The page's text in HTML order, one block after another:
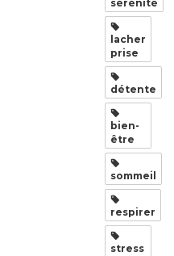
sérénité
lacher
prise
détente
bien-
être
sommeil
respirer
stress